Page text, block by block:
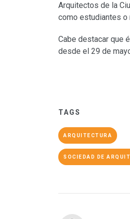
Arquitectos de la
como estudiantes o
Cabe destacar que
desde el 29 de
TAGS
ARQUITECTURA
SOCIEDAD DE